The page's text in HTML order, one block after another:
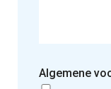
Algemene